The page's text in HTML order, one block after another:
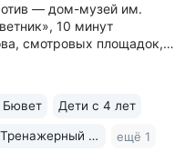
— дом-музей им.
10 минут
смотровых площадок,
источника можно
Бювет Дети с 4 лет
Тренажерный зал ещё 1